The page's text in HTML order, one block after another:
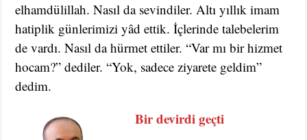
elhamdülillah. Nasıl da sevindiler. Altı yıllık imam
hatiplik günlerimizi yâd ettik. İçlerinde talebelerim
de vardı. Nasıl da hürmet ettiler. “Var mı bir hizmet
hocam?” dediler. “Yok, sadece ziyarete geldim”
dedim.
Bir devirdi geçti